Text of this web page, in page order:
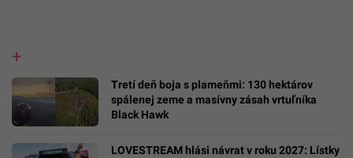
Tretí deň boja s plameňmi: 130 hektárov
spálenej zeme a masívny zásah vrtuľníka
Black Hawk
LOVESTREAM hlási návrat v roku 2027: Lístky